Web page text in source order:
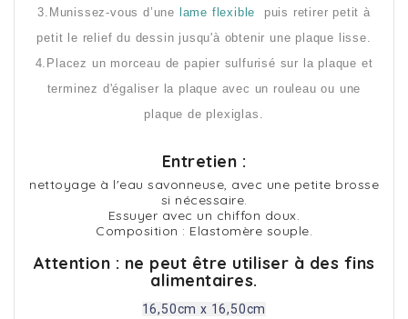
3.Munissez-vous d’une lame flexible puis retirer petit à
petit le relief du dessin jusqu'à obtenir une plaque lisse.
4.Placez un morceau de papier sulfurisé sur la plaque et
terminez d'égaliser la plaque avec un rouleau ou une
plaque de plexiglas.
Entretien :
nettoyage à l'eau savonneuse, avec une petite brosse
si nécessaire.
Essuyer avec un chiffon doux.
Composition : Elastomère souple.
Attention : ne peut être utiliser à des fins
alimentaires.
16,50cm x 16,50cm